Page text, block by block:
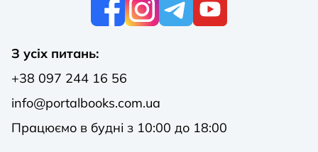
З усіх питань:
+38 097 244 16 56
info@portalbooks.com.ua
Працюємо в будні з 10:00 до 18:00